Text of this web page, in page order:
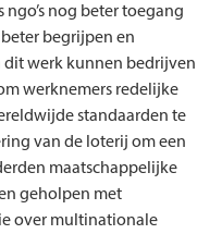
nog beter toegang
begrijpen en
dit werk kunnen bedrijven
werknemers redelijke
standaarden te
van de loterij om een
maatschappelijke
geholpen met
over multinationale